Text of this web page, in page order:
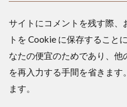
サイトにコメントを残す際、
トを Cookie に保存すること
なたの便宜のためであり、
を再入力する手間を省きます
ます。